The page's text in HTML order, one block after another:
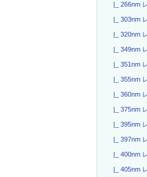
|_ 266nm
|_ 303nm
|_ 320nm
|_ 349nm
|_ 351nm
|_ 355nm
|_ 360nm
|_ 375nm
|_ 395nm
|_ 397nm
|_ 400nm
|_ 405nm